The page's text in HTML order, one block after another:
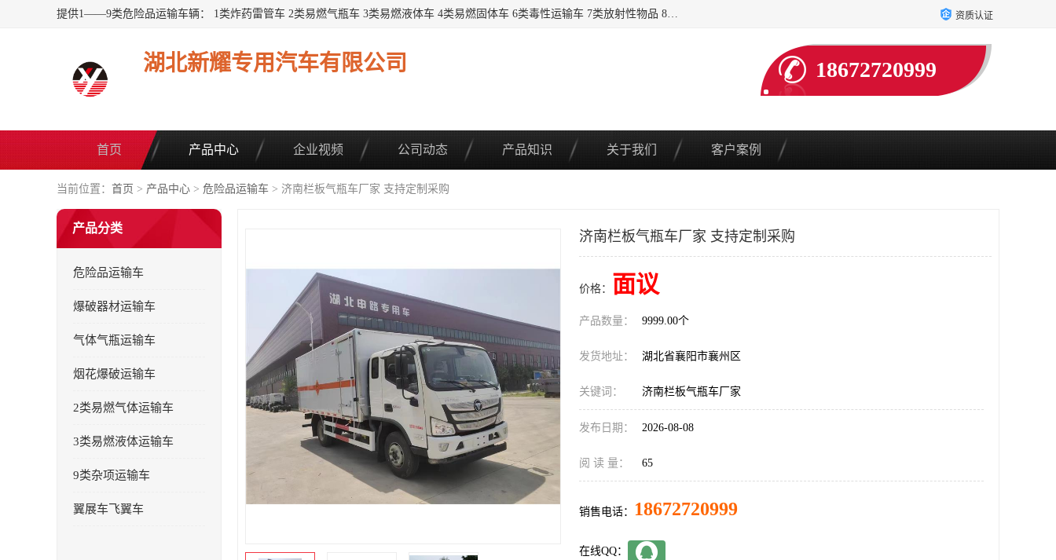
提供1——9类危险品运输车辆： 1类炸药雷管车 2类易燃气瓶车 3类易燃液体车 4类易燃固体车 6类毒性运输车 7类放射性物品 8类腐蚀性物品 9类杂项类物品 各类底盘，品种齐全。厂家直供，品质保证。 公告品种环保齐全，上牌无忧。 全国可送货上门，可分期，可*，可包牌。 详情可咨询: *（微信同号） 资质认证
湖北新耀专用汽车有限公司 18672720999
首页 产品中心 企业视频 公司动态 产品知识 关于我们 客户案例
当前位置： 首页 > 产品中心 > 危险品运输车 > 济南栏板气瓶车厂家 支持定制采购
产品分类
危险品运输车
爆破器材运输车
气体气瓶运输车
烟花爆破运输车
2类易燃气体运输车
3类易燃液体运输车
9类杂项运输车
翼展车飞翼车
济南栏板气瓶车厂家 支持定制采购
价格： 面议
产品数量： 9999.00个
发货地址： 湖北省襄阳市襄州区
关键词： 济南栏板气瓶车厂家
发布日期： 2026-08-08
阅 读 量： 65
销售电话： 18672720999
在线QQ：